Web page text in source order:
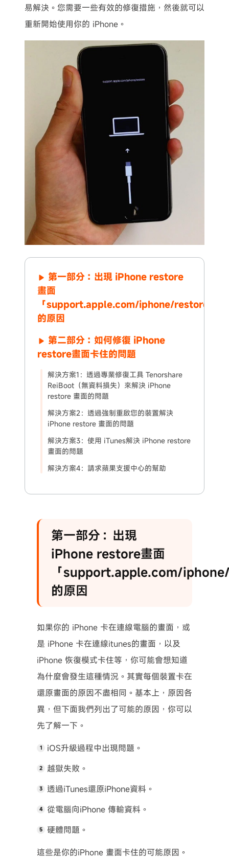
易解決。您需要一些有效的修復措施，然後就可以
重新開始使用你的 iPhone。
第一部分：出現 iPhone restore
畫面
「support.apple.com/iphone/restore」
的原因
第二部分：如何修復 iPhone
restore畫面卡住的問題
解決方案1：透過專業修復工具 Tenorshare
ReiBoot（無資料損失）來解決 iPhone
restore 畫面的問題
解決方案2：透過強制重啟您的裝置解決
iPhone restore 畫面的問題
解決方案3：使用 iTunes解決 iPhone restore
畫面的問題
解決方案4：請求蘋果支援中心的幫助
第一部分：出現
iPhone restore畫面
「support.apple.com/
的原因
如果你的 iPhone 卡在連線電腦的畫面，或
是 iPhone 卡在連線itunes的畫面，以及
iPhone 恢復模式卡住等，你可能會想知道
為什麼會發生這種情況。其實每個裝置卡在
還原畫面的原因不盡相同。基本上，原因各
異，但下面我們列出了可能的原因，你可以
先了解一下。
iOS升級過程中出現問題。
越獄失敗。
透過iTunes還原iPhone資料。
從電腦向iPhone 傳輸資料。
硬體問題。
這些是你的iPhone 畫面卡住的可能原因。